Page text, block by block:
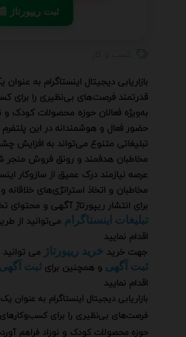
📰 ثبت ریپورتاژ
بازاریابی دیجیتال اینستاگرام به
قدرتمند فرصت‌های بی‌نظیری را برای
به‌ویژه فعالان حوزه محصولات کودک و
حضور فعال و هوشمندانه در این پلتفرم
تبلیغاتی متنوع می‌تواند به افزایش
مخاطبان هدفمند و رونق فروش منجر
عرصه نیازمند درک عمیق از سازوکار
مخاطبان و اتخاذ استراتژی‌های
برای انتشار ریپورتاژ آگهی و
تبلیغات اینستاگرام می‌توانید از
اقدام نمایید
جهت خرید خرید ریپورتاژ می
ثبت آگهی و همچنین برای ثبت
اقدام نمایید
بازاریابی دیجیتال اینستاگرام به
فرصت‌های بی‌نظیری را برای
حوزه محصولات کودک و نوزاد فراهم